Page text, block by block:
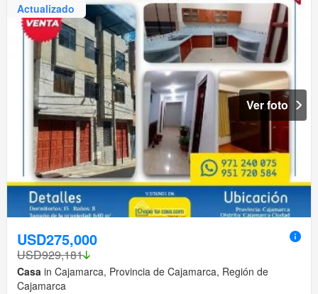
Actualizado
Ver foto
USD275,000
USD929,181
Casa in Cajamarca, Provincia de Cajamarca, Región de
Cajamarca